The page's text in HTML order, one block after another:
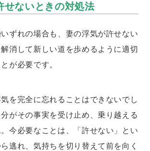
せないときの対処法
ずれの場合も、妻の浮気が許せない
消して新しい道を歩めるように適切
が必要です。
を完全に忘れることはできないでし
がその事実を受け止め、乗り越える
今必要なことは、「許せない」とい
逃れ、気持ちを切り替えて前を向く